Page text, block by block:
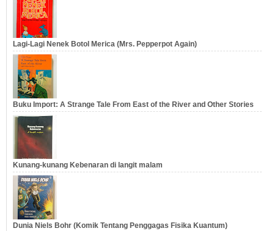
Lagi-Lagi Nenek Botol Merica (Mrs. Pepperpot Again)
Buku Import: A Strange Tale From East of the River and Other Stories
Kunang-kunang Kebenaran di langit malam
Dunia Niels Bohr (Komik Tentang Penggagas Fisika Kuantum)